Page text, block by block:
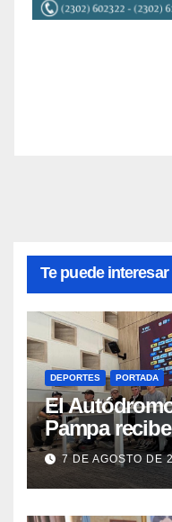
Te puede interesar
DEPORTES PORTADA
El
Pampa
Race y
de semana
7 DE AGOSTO DE